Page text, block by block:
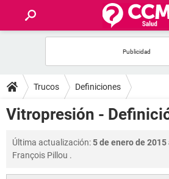
FOROS
SALUD
FAMILIA
NUTRICIÓN
Trucos Definiciones
Vitropresión -
Última actualización:5 de enero de 2015
François Pillou .